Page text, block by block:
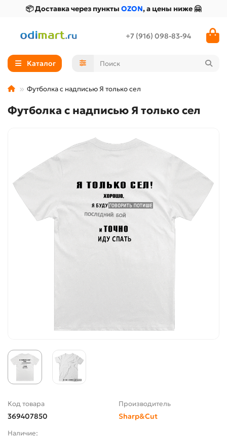
📦 Доставка через пункты OZON, а цены ниже 🤗
+7 (916) 098-83-94
Каталог
Футболка с надписью Я только сел
Футболка с надписью Я только сел
Код товара
369407850
Производитель
Sharp&Cut
Наличие: